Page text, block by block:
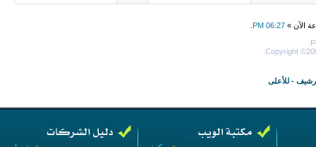
الآن » 06:27 PM
Copyright
- للأعلى